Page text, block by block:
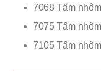
7068 Tấm nhôm
7075 Tấm nhôm
7105 Tấm nhôm